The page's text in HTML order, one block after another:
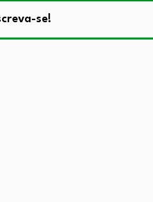
se!